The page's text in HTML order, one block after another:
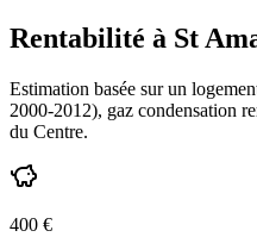
Rentabilité à St
Estimation basée sur un
2000-2012), gaz condensation
du Centre.
400 €